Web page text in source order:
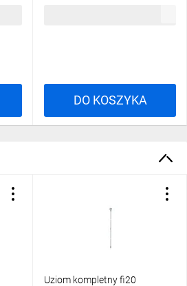
DO KOSZYKA
Uziom kompletny fi20